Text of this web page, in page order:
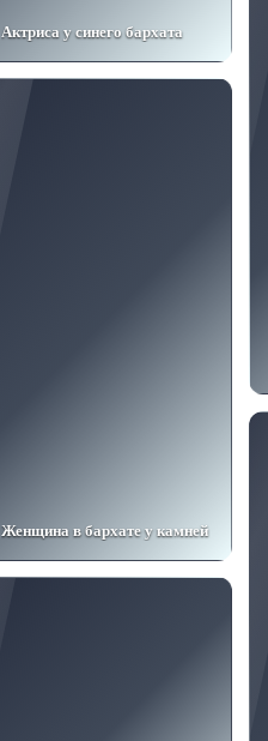
Актриса у синего бархата
Женщина в бархате у камней